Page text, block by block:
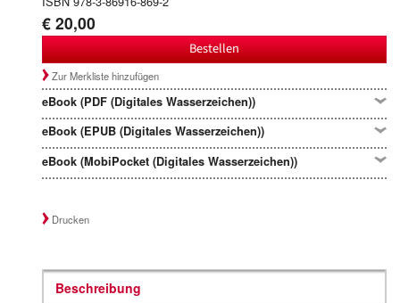
€ 20,00
Bestellen
Zur Merkliste hinzufügen
eBook (PDF (Digitales Wasserzeichen))
eBook (EPUB (Digitales Wasserzeichen))
eBook (MobiPocket (Digitales Wasserzeichen))
Drucken
Beschreibung